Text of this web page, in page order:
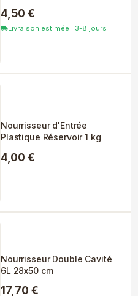
4,50 €
local_shippingLivraison estimée : 3-8 jours
Nourrisseur d'Entrée
Plastique Réservoir 1 kg
4,00 €
Nourrisseur Double Cavité
6L 28x50 cm
17,70 €